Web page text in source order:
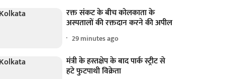
रक्त संकट के बीच कोलकाता के
अस्पतालों की रक्तदान करने की अपील
29 minutes ago
मंत्री के हस्तक्षेप के बाद पार्क स्ट्रीट से
हटे फुटपाथी विक्रेता